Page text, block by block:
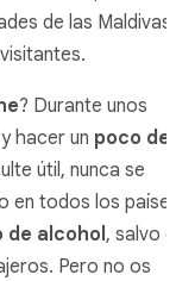
de las Maldivas
? Durante unos
hacer un poco de
útil, nunca se
en todos los
de alcohol, salvo
Pero no os